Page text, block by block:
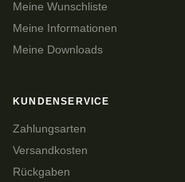
Meine Wunschliste
Meine Informationen
Meine Downloads
KUNDENSERVICE
Zahlungsarten
Versandkosten
Rückgaben